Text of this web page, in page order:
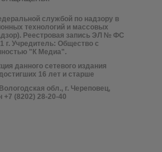
службой по надзору в
технологий и массовых
Реестровая запись ЭЛ № ФС
г. Учредитель: Общество с
"К Медиа".
данного сетевого издания
16 лет и старше
обл., г. Череповец,
+7 (8202) 28-20-40